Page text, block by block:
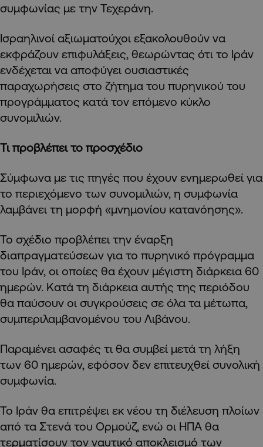
συμφωνίας με την Τεχεράνη.
Ισραηλινοί αξιωματούχοι εξακολουθούν να
εκφράζουν επιφυλάξεις, θεωρώντας ότι το Ιράν
ενδέχεται να αποφύγει ουσιαστικές
παραχωρήσεις στο ζήτημα του πυρηνικού του
προγράμματος κατά τον επόμενο κύκλο
συνομιλιών.
Τι προβλέπει το προσχέδιο
Σύμφωνα με τις πηγές που έχουν ενημερωθεί για
το περιεχόμενο των συνομιλιών, η συμφωνία
λαμβάνει τη μορφή «μνημονίου κατανόησης».
Το σχέδιο προβλέπει την έναρξη
διαπραγματεύσεων για το πυρηνικό πρόγραμμα
του Ιράν, οι οποίες θα έχουν μέγιστη διάρκεια 60
ημερών. Κατά τη διάρκεια αυτής της περιόδου
θα παύσουν οι συγκρούσεις σε όλα τα μέτωπα,
συμπεριλαμβανομένου του Λιβάνου.
Παραμένει ασαφές τι θα συμβεί μετά τη λήξη
των 60 ημερών, εφόσον δεν επιτευχθεί συνολική
συμφωνία.
Το Ιράν θα επιτρέψει εκ νέου τη διέλευση πλοίων
από τα Στενά του Ορμούζ, ενώ οι ΗΠΑ θα
τερματίσουν τον ναυτικό αποκλεισμό των